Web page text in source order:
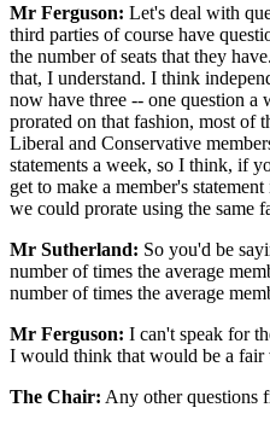
Mr Ferguson: Let's deal with
third parties of course have
the number of seats that they
that, I understand. I think
now have three -- one question a
prorated on that fashion, most of
Liberal and Conservative
statements a week, so I think, if
get to make a member's
we could prorate using the same
Mr Sutherland: So you'd be
number of times the average
number of times the average
Mr Ferguson: I can't speak for
I would think that would be a fair
The Chair: Any other questions